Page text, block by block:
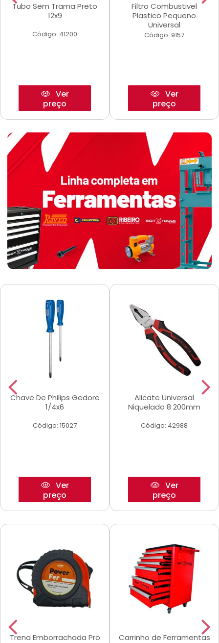
Tubo Sem Trama Preto
12x9
Código: 41200
Ver
preço
Filtro Combustivel
Plastico Pequeno
Universal
Código: 9157
Ver
preço
Chave De Philips Gedore
1/4x6
Código: 15027
Ver
preço
Alicate Universal
Niquelado 8 200mm
Código: 42988
Ver
preço
Trena Emborrachada Pro
Carrinho de Ferramentas